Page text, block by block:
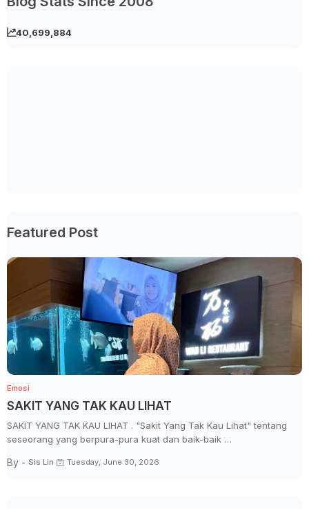
40,699,884
Featured Post
Emosi
SAKIT YANG TAK KAU LIHAT
SAKIT YANG TAK KAU LIHAT . "Sakit Yang Tak Kau Lihat" tentang
seseorang yang berpura-pura kuat dan baik-baik …
By - Sis Lin Tuesday, June 30, 2026